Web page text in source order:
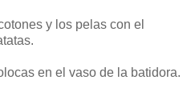
y los pelas con el
en el vaso de la batidora.